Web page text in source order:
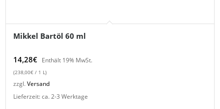
Mikkel Bartöl 60 ml
14,28€ Enthält 19% MwSt.
(238,00€ / 1 L)
zzgl.Versand
Lieferzeit: ca. 2-3 Werktage